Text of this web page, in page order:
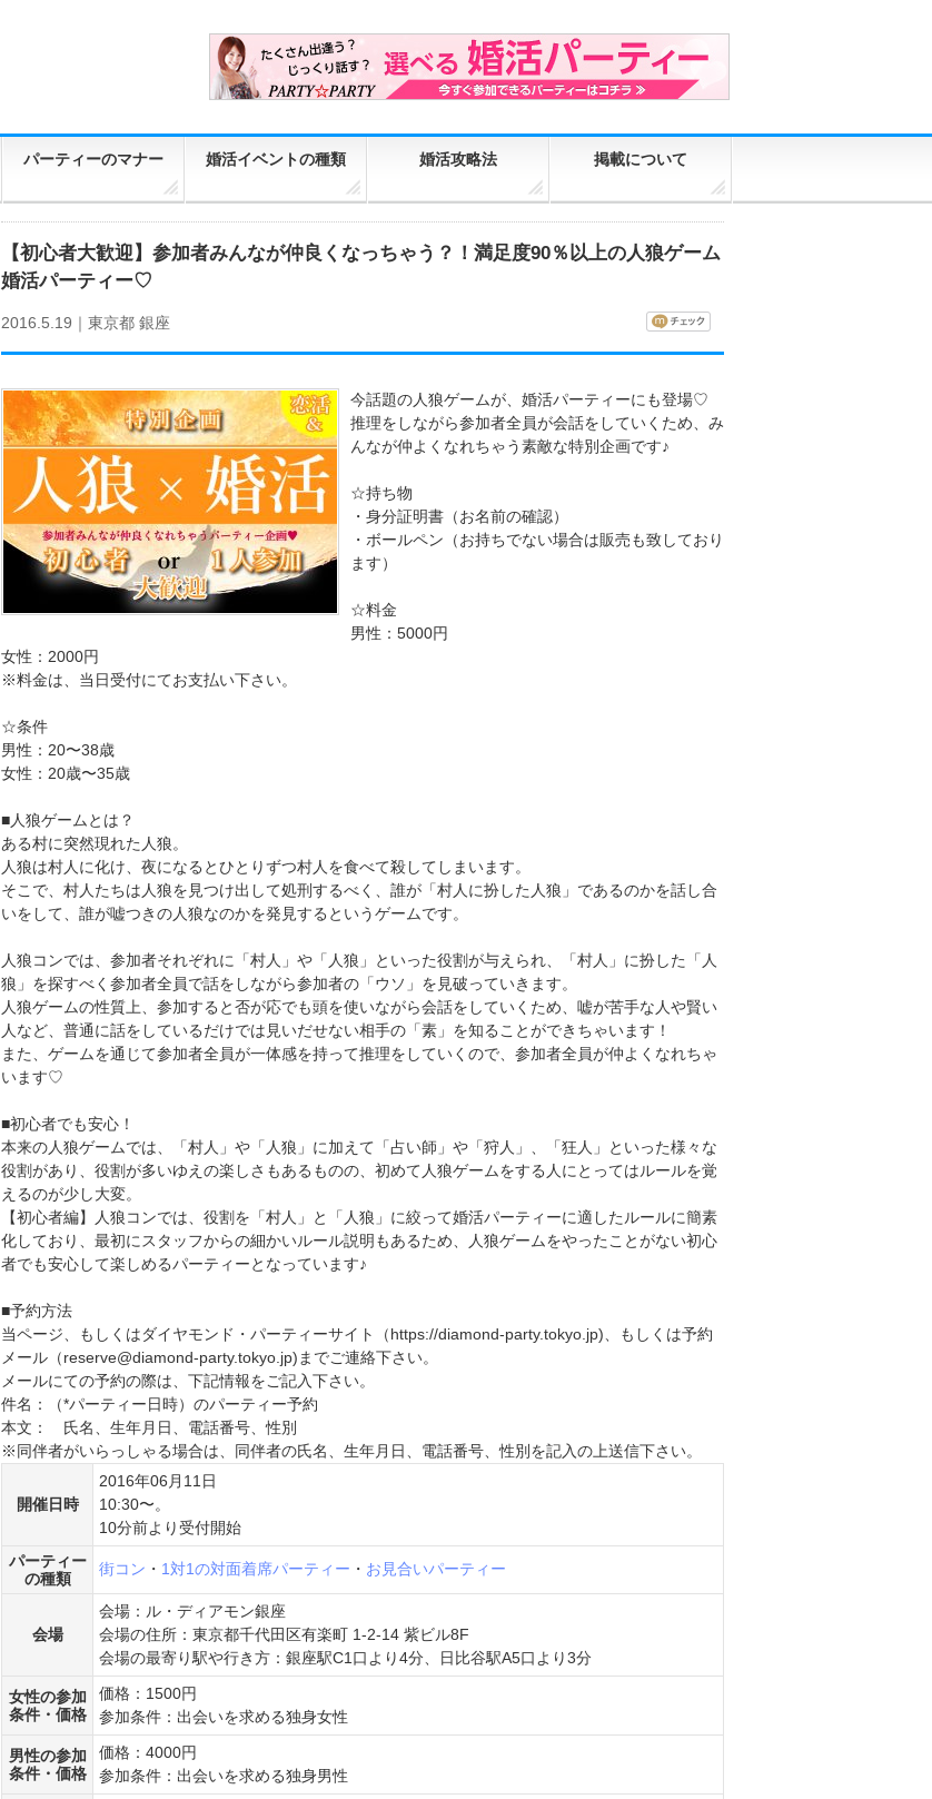
パーティーのマナー 婚活イベントの種類 婚活攻略法 掲載について
【初心者大歓迎】参加者みんなが仲良くなっちゃう？！満足度90％以上の人狼ゲーム
婚活パーティー♡
2016.5.19｜ 東京都 銀座
今話題の人狼ゲームが、婚活パーティーにも登場♡
推理をしながら参加者全員が会話をしていくため、み
んなが仲よくなれちゃう素敵な特別企画です♪
☆持ち物
・身分証明書（お名前の確認）
・ボールペン（お持ちでない場合は販売も致しており
ます）
☆料金
男性：5000円
女性：2000円
※料金は、当日受付にてお支払い下さい。
☆条件
男性：20〜38歳
女性：20歳〜35歳
■人狼ゲームとは？
ある村に突然現れた人狼。
人狼は村人に化け、夜になるとひとりずつ村人を食べて殺してしまいます。
そこで、村人たちは人狼を見つけ出して処刑するべく、誰が「村人に扮した人狼」であるのかを話し合
いをして、誰が嘘つきの人狼なのかを発見するというゲームです。
人狼コンでは、参加者それぞれに「村人」や「人狼」といった役割が与えられ、「村人」に扮した「人
狼」を探すべく参加者全員で話をしながら参加者の「ウソ」を見破っていきます。
人狼ゲームの性質上、参加すると否が応でも頭を使いながら会話をしていくため、嘘が苦手な人や賢い
人など、普通に話をしているだけでは見いだせない相手の「素」を知ることができちゃいます！
また、ゲームを通じて参加者全員が一体感を持って推理をしていくので、参加者全員が仲よくなれちゃ
います♡
■初心者でも安心！
本来の人狼ゲームでは、「村人」や「人狼」に加えて「占い師」や「狩人」、「狂人」といった様々な
役割があり、役割が多いゆえの楽しさもあるものの、初めて人狼ゲームをする人にとってはルールを覚
えるのが少し大変。
【初心者編】人狼コンでは、役割を「村人」と「人狼」に絞って婚活パーティーに適したルールに簡素
化しており、最初にスタッフからの細かいルール説明もあるため、人狼ゲームをやったことがない初心
者でも安心して楽しめるパーティーとなっています♪
■予約方法
当ページ、もしくはダイヤモンド・パーティーサイト（https://diamond-party.tokyo.jp)、もしくは予約
メール（reserve@diamond-party.tokyo.jp)までご連絡下さい。
メールにての予約の際は、下記情報をご記入下さい。
件名：（*パーティー日時）のパーティー予約
本文： 氏名、生年月日、電話番号、性別
※同伴者がいらっしゃる場合は、同伴者の氏名、生年月日、電話番号、性別を記入の上送信下さい。
開催日時
2016年06月11日
10:30〜。
10分前より受付開始
パーティー
の種類
街コン ・ 1対1の対面着席パーティー ・ お見合いパーティー
会場
会場：ル・ディアモン銀座
会場の住所：東京都千代田区有楽町 1-2-14 紫ビル8F
会場の最寄り駅や行き方：銀座駅C1口より4分、日比谷駅A5口より3分
女性の参加
条件・価格
価格：1500円
参加条件：出会いを求める独身女性
男性の参加
条件・価格
価格：4000円
参加条件：出会いを求める独身男性